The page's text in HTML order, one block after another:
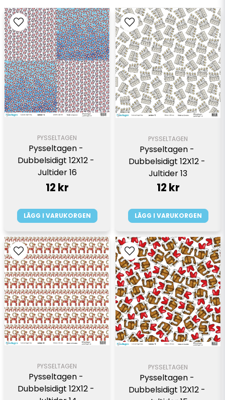
PYSSELTAGEN
Pysseltagen -
Dubbelsidigt 12X12 -
Jultider 16
12 kr
LÄGG I VARUKORGEN
PYSSELTAGEN
Pysseltagen -
Dubbelsidigt 12X12 -
Jultider 13
12 kr
LÄGG I VARUKORGEN
PYSSELTAGEN
Pysseltagen -
Dubbelsidigt 12X12 -
PYSSELTAGEN
Pysseltagen -
Dubbelsidigt 12X12 -